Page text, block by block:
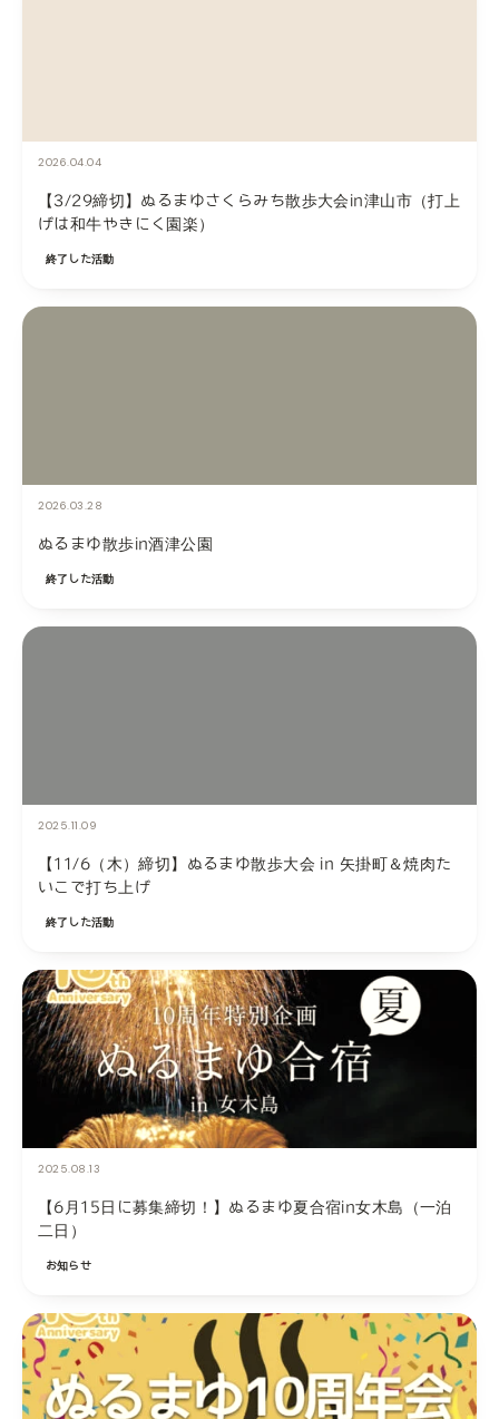
2026.04.04
【3/29締切】ぬるまゆさくらみち散歩大会in津山市（打上
げは和牛やきにく園楽）
終了した活動
2026.03.28
ぬるまゆ散歩in酒津公園
終了した活動
2025.11.09
【11/6（木）締切】ぬるまゆ散歩大会 in 矢掛町＆焼肉た
いこで打ち上げ
終了した活動
2025.08.13
【6月15日に募集締切！】ぬるまゆ夏合宿in女木島（一泊
二日）
お知らせ